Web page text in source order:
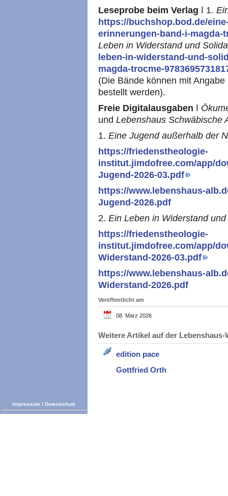
Leseprobe beim Verlag ǀ 1.
https://buchshop.bod.de/
erinnerungen-band-i-magda-
Leben in Widerstand und
leben-in-widerstand-und-
magda-trocme-
(Die Bände können mit
bestellt werden).
Freie Digitalausgaben ǀ
und Lebenshaus Schwäbische
1. Eine Jugend außerhalb der
https://friedenstheologie-
institut.jimdofree.com/app/
Jugend-2026-03.pdf
https://www.lebenshaus-
Jugend-2026.pdf
2. Ein Leben in Widerstand
https://friedenstheologie-
institut.jimdofree.com/app/
Widerstand-2026-03.pdf
https://www.lebenshaus-
Widerstand-2026.pdf
Veröffentlicht am
08. März 2026
Weitere Artikel auf der
edition pace
Gottfried Orth
Impressum / Datenschutz